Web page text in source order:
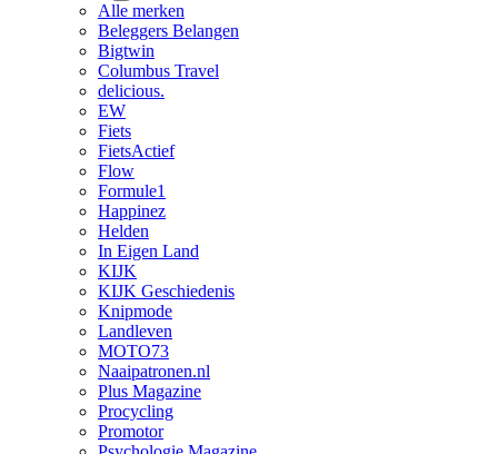
Alle merken
Beleggers Belangen
Bigtwin
Columbus Travel
delicious.
EW
Fiets
FietsActief
Flow
Formule1
Happinez
Helden
In Eigen Land
KIJK
KIJK Geschiedenis
Knipmode
Landleven
MOTO73
Naaipatronen.nl
Plus Magazine
Procycling
Promotor